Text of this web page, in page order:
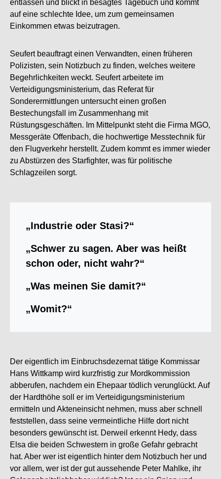
entlassen und blickt in besagtes Tagebuch und kommt
auf eine schlechte Idee, um zum gemeinsamen
Einkommen etwas beizutragen.
Seufert beauftragt einen Verwandten, einen früheren
Polizisten, sein Notizbuch zu finden, welches weitere
Begehrlichkeiten weckt. Seufert arbeitete im
Verteidigungsministerium, das Referat für
Sonderermittlungen untersucht einen großen
Bestechungsfall im Zusammenhang mit
Rüstungsgeschäften. Im Mittelpunkt steht die Firma MGO,
Messgeräte Offenbach, die hochwertige Messtechnik für
den Flugverkehr herstellt. Zudem kommt es immer wieder
zu Abstürzen des Starfighter, was für politische
Schlagzeilen sorgt.
„Industrie oder Stasi?“
„Schwer zu sagen. Aber was heißt
schon oder, nicht wahr?“
„Was meinen Sie damit?“
„Womit?“
Der eigentlich im Einbruchsdezernat tätige Kommissar
Hans Wittkamp wird kurzfristig zur Mordkommission
abberufen, nachdem ein Ehepaar tödlich verunglückt. Auf
der Hardthöhe soll er im Verteidigungsministerium
ermitteln und Akteneinsicht nehmen, muss aber schnell
feststellen, dass seine vermeintliche Hilfe dort nicht
besonders gewünscht ist. Derweil erkennt Hedy, dass
Elsa die beiden Schwestern in große Gefahr gebracht
hat. Aber wer ist eigentlich hinter dem Notizbuch her und
vor allem, wer ist der gut aussehende Peter Mahlke, ihr